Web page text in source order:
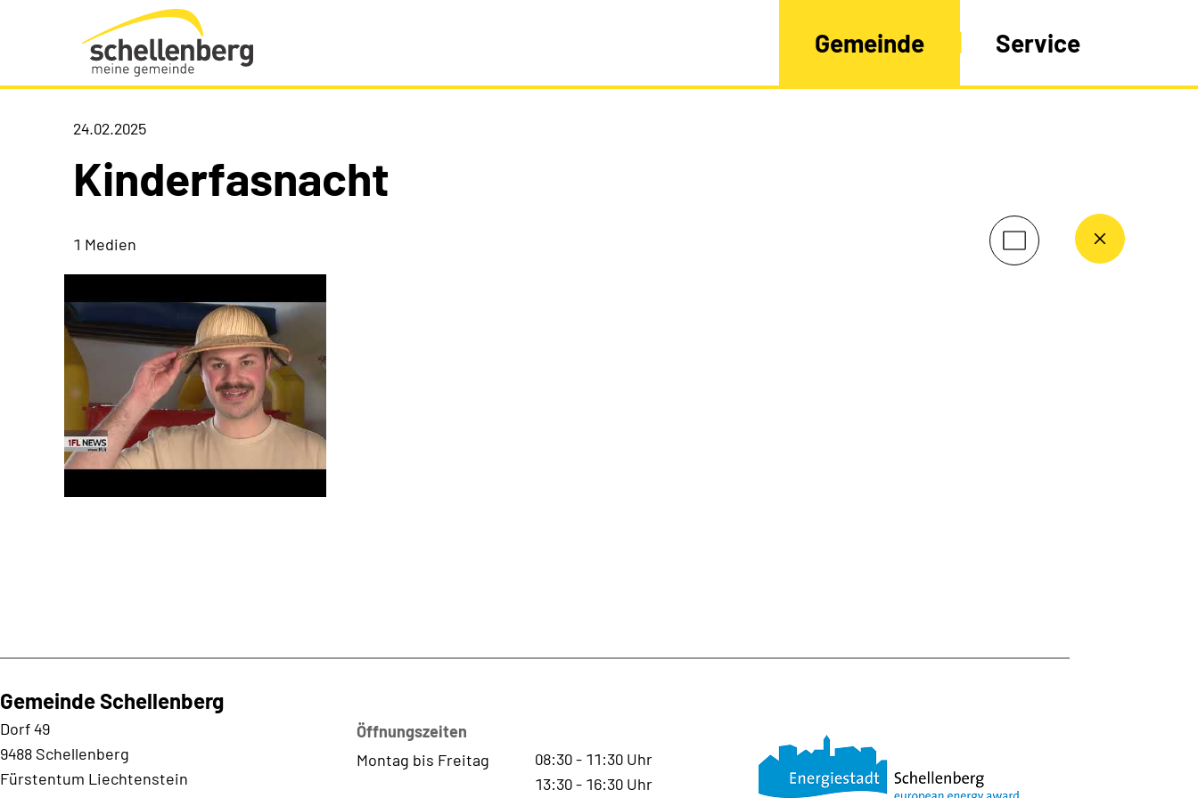
Gemeinde Schellenberg Startseite
Gemeinde Service
24.02.2025
Kinderfasnacht
1 Medien
Gemeinde Schellenberg
Dorf 49
9488 Schellenberg
Fürstentum Liechtenstein
Öffnungszeiten
Montag bis Freitag
08:30- 11:30 Uhr
13:30- 16:30 Uhr